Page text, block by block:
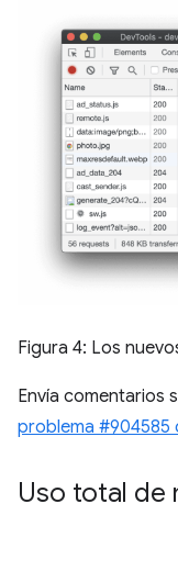
Figura 4: Los
Envía comentarios
problema #904585
Uso total de